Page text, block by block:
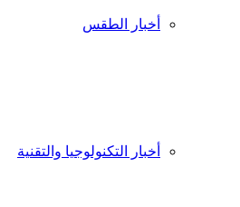
أخبار الطقس
أخبار التكنولوجيا والتقنية